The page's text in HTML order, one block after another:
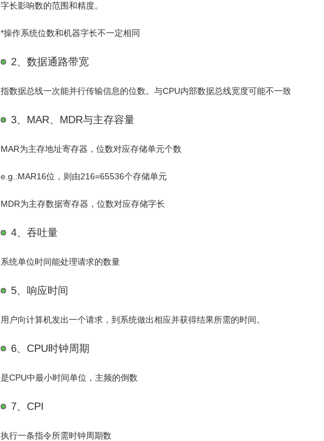
字长影响数的范围和精度。
*操作系统位数和机器字长不一定相同
2、数据通路带宽
指数据总线一次能并行传输信息的位数。与CPU内部数据总线宽度可能不一致
3、MAR、MDR与主存容量
MAR为主存地址寄存器，位数对应存储单元个数
e.g.:MAR16位，则由216=65536个存储单元
MDR为主存数据寄存器，位数对应存储字长
4、吞吐量
系统单位时间能处理请求的数量
5、响应时间
用户向计算机发出一个请求，到系统做出相应并获得结果所需的时间。
6、CPU时钟周期
是CPU中最小时间单位，主频的倒数
7、CPI
执行一条指令所需时钟周期数